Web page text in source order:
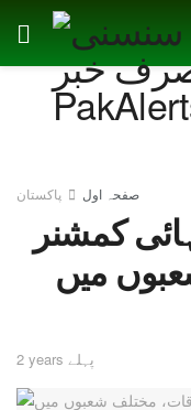
صفحہ اول پاکستان
کمشنر
میں
2 years پہلے